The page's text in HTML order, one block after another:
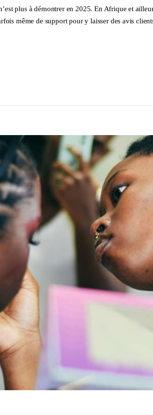
plus à démontrer en 2025. En Afrique et
même de support pour y laisser des avis